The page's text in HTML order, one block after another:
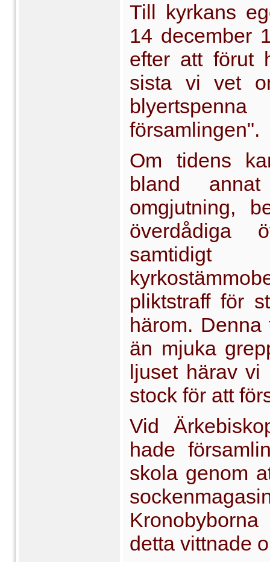
Till kyrkans
14 december
efter att förut
sista vi vet
församlingen".
Om tidens
bland annat
omgjutning,
överdådiga
samtidigt
pliktstraff för
härom.
än mjuka
lju­set härav vi
stock för att
Vid
hade
skola genom
detta vittnade